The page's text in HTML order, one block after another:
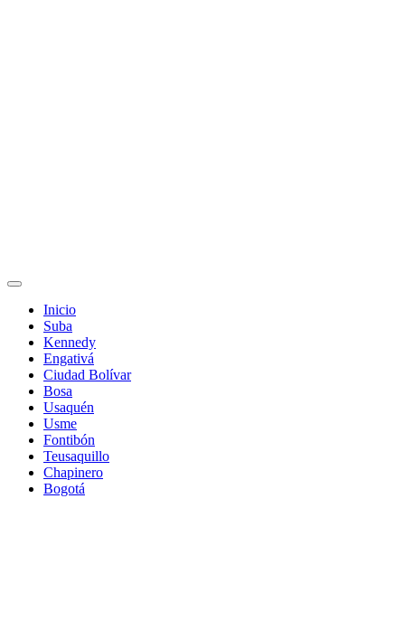
Inicio
Suba
Kennedy
Engativá
Ciudad Bolívar
Bosa
Usaquén
Usme
Fontibón
Teusaquillo
Chapinero
Bogotá